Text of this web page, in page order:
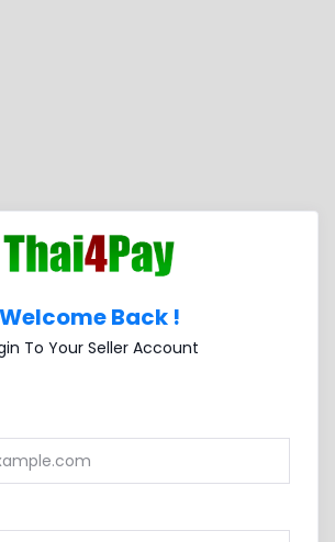
Welcome Back !
To Your Seller Account